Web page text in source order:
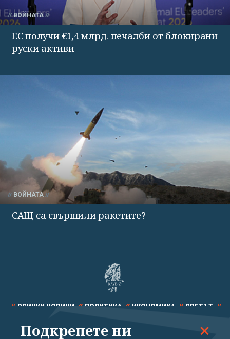
ВОЙНАТА
ЕС получи €1,4 млрд. печалби от блокирани
руски активи
ВОЙНАТА
САЩ са свършили ракетите?
ВСИЧКИ НОВИНИ ПОЛИТИКА ИКОНОМИКА СВЕТЪТ
СПОРТ КУЛТУРА ТЕХНОЛОГИИ КАЛЕЙДОСКОП
Подкрепете ни